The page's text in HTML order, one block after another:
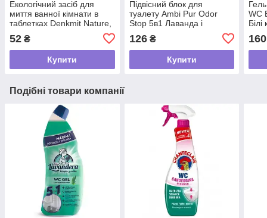
Екологічний засіб для
миття ванної кімнати в
таблетках Denkmit Nature,
52 ₴
Купити
Підвісний блок для
туалету Ambi Pur Odor
Stop 5в1 Лаванда і
126₴
Купити
WC
160
Подібні товари компанії